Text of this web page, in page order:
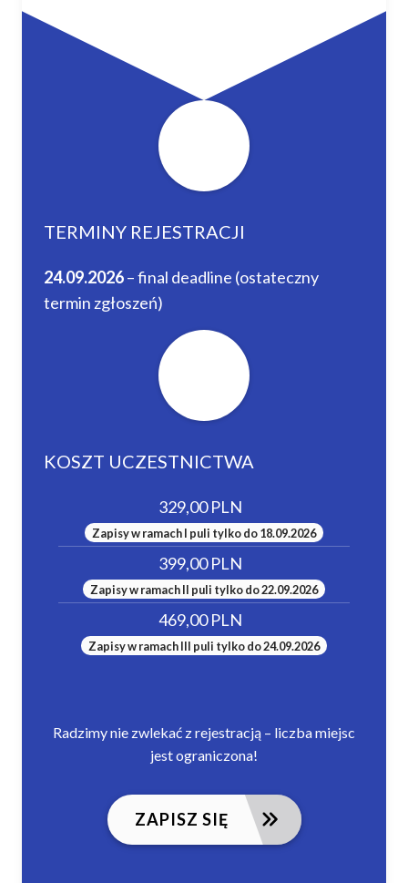
TERMINY REJESTRACJI
24.09.2026– final deadline (ostateczny
termin zgłoszeń)
KOSZT UCZESTNICTWA
329,00 PLN
Zapisy w ramach I puli tylko do 18.09.2026
399,00 PLN
Zapisy w ramach II puli tylko do 22.09.2026
469,00 PLN
Zapisy w ramach III puli tylko do 24.09.2026
Radzimy nie zwlekać z rejestracją – liczba miejsc
jest ograniczona!
ZAPISZ SIĘ